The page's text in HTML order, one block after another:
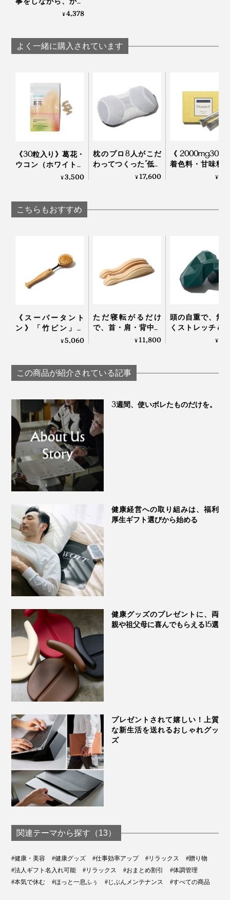
るだけで耳ツボを刺
¥4,378
よく一緒に購入されています
《30粒入り》葛花・
ウコン（ホワイトク
ルクミン）・すっぽ
ト｜葛花
¥3,500
枕のプロ8人がこだ
わってつくった“低め
3センチ”の究極の枕
¥17,600
《2000mg30
着色料・甘味料
ー、高純度
¥
こちらもおすすめ
《スーパータント
ン》「竹ピン」と
「しなり」で、心地
ンエア｜スーパータ
ントン
¥5,060
ただ寝転がるだけ
で、首・肩・背中・
腰のガチガチ筋肉が
圧らくだ
¥11,800
頭の自重で、無
くストレッチ＆
できる「コリ
¥
この商品が紹介されている記事
3週間、使いボレたものだけを。
健康経営への取り組みは、福利
厚生ギフト選びから始める
健康グッズのプレゼントに、両
親や祖父母に喜んでもらえる15選
プレゼントされて嬉しい！上質
な新生活を送れるおしゃれグッ
ズ
関連テーマから探す（13）
#健康・美容 #健康グッズ #仕事効率アップ #リラックス
#贈り物
#法人ギフト名入れ可能
#リラックス #おまとめ割引
#体調管理
#本気で休む
#ほっと一息ふぅ #じぶんメンテナンス #すべての商品